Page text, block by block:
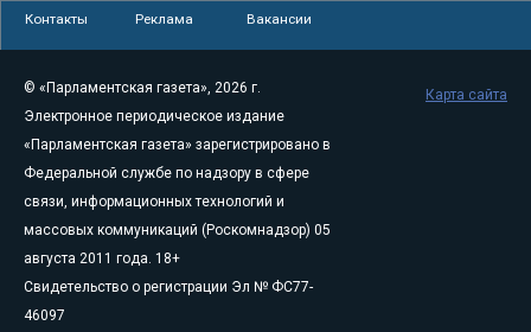
Контакты Реклама Вакансии
© «Парламентская газета», 2026 г.
Электронное периодическое издание
«Парламентская газета» зарегистрировано в
Федеральной службе по надзору в сфере
связи, информационных технологий и
массовых коммуникаций (Роскомнадзор) 05
августа 2011 года. 18+
Свидетельство о регистрации Эл № ФС77-
46097
Карта сайта